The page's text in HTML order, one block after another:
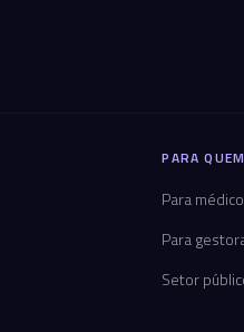
PARA
Para
Para
Setor